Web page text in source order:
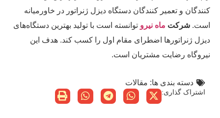
کنندگان و تعمیر کنندگان دستگاه دیزل ژنراتور در خاورمیانه
است. شرکت ماه نیرو توانسته است با تولید بهترین دستگاه‌های
دیزل ژنراتورها اضطرای مقام اول را کسب کند. هدف این
نیروگاه رضایت مشتریان است.
دسته بندی ها: مقالات
اشتراک گذاری: